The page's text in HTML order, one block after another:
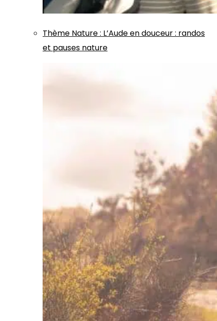
Thème Nature: L’Aude en douceur : randos
et pauses nature